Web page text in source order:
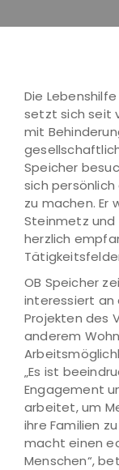
Die
setzt sich seit
mit
Speicher
sich persönlich
zu machen. Er
Steinmetz und
herzlich
OB Speicher
interessiert an
Projekten des
anderem
„Es ist
Engagement
arbeitet, um
ihre Familien
macht einen
Menschen“,